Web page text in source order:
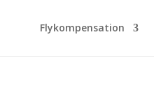
Flykompensation